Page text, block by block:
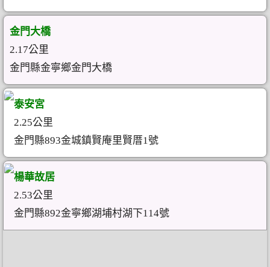
金門大橋
2.17公里
金門縣金寧鄉金門大橋
泰安宮
2.25公里
金門縣893金城鎮賢庵里賢厝1號
楊華故居
2.53公里
金門縣892金寧鄉湖埔村湖下114號